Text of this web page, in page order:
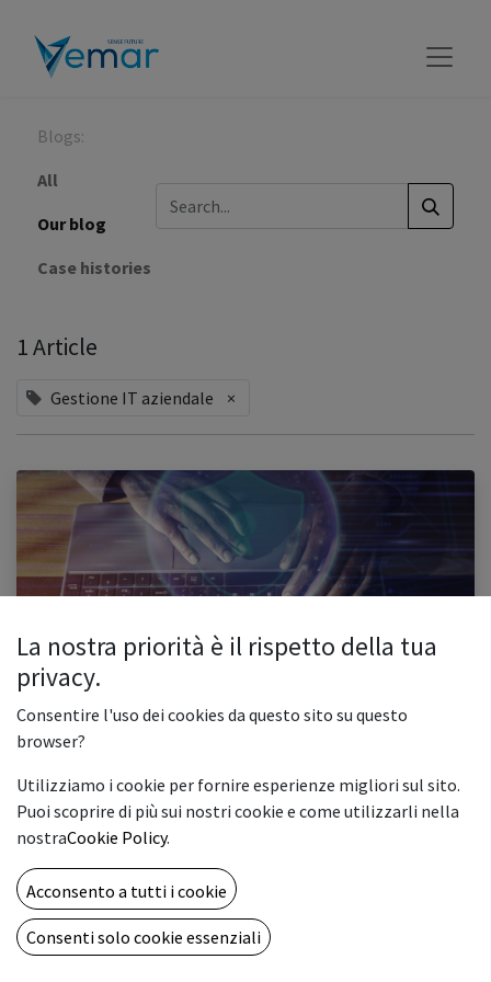
Blogs:
All
Our blog
Case histories
1 Article
Gestione IT aziendale ×
Open Day Vemar: Innovazione e Comunicazione
per il Futuro della Tua Azienda
In questo articolo Introduzione Scopri come migliorare la comunicazione
aziendale Ottimizza la gestione della tua azienda con Odoo ERP Proteggi e
ottimizza la tua infrastruttura IT con soluzioni avanz...
Backup aziendale Comunicazione unificata
Gestione IT aziendale
Innovazione aziendale
Open Day Wildix
0 7901
ABOUT US
Una full immersion nel mondo della stampa digitale e delle
La nostra priorità è il rispetto della tua
privacy.
Consentire l'uso dei cookies da questo sito su questo
browser?
Utilizziamo i cookie per fornire esperienze migliori sul sito.
Puoi scoprire di più sui nostri cookie e come utilizzarli nella
nostraCookie Policy.
Acconsento a tutti i cookie
Consenti solo cookie essenziali